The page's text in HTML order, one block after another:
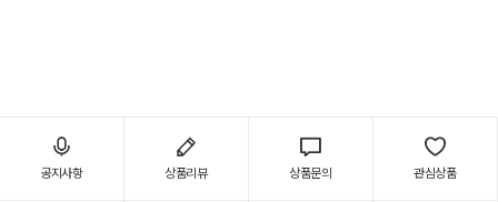
공지사항 상품리뷰 상품문의 관심상품